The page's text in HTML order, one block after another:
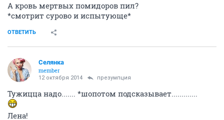
А кровь мертвых помидоров пил?
*смотрит сурово и испытующе*
ОТВЕТИТЬ
Сeлянка
member
12 октября 2014 презумпция
Тужицца надо....... *шопотом подсказывает.............
Лена!